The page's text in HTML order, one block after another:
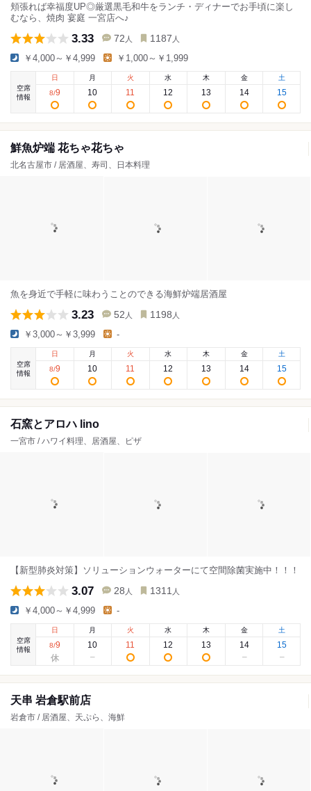
頬張れば幸福度UP◎厳選黒毛和牛をランチ・ディナーでお手頃に楽し
むなら、焼肉 宴庭 一宮店へ♪
3.33 72 人 1187 人
￥4,000～￥4,999 ￥1,000～￥1,999
空席
情報
日
8/9
月
10
火
11
水
12
木
13
金
14
土
15
鮮魚炉端 花ちゃ花ちゃ
北名古屋市 / 居酒屋、寿司、日本料理
魚を身近で手軽に味わうことのできる海鮮炉端居酒屋
3.23 52 人 1198 人
￥3,000～￥3,999 -
空席
情報
日
8/9
月
10
火
11
水
12
木
13
金
14
土
15
石窯とアロハ lino
一宮市 / ハワイ料理、居酒屋、ピザ
【新型肺炎対策】ソリューションウォーターにて空間除菌実施中！！！
3.07 28 人 1311 人
￥4,000～￥4,999 -
空席
情報
日
8/9
月
10
火
11
水
12
木
13
金
14
土
15
天串 岩倉駅前店
岩倉市 / 居酒屋、天ぷら、海鮮